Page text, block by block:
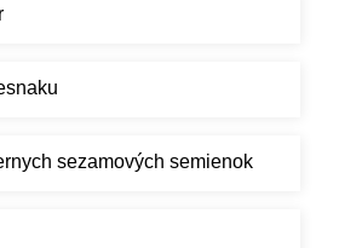
sezamových semienok